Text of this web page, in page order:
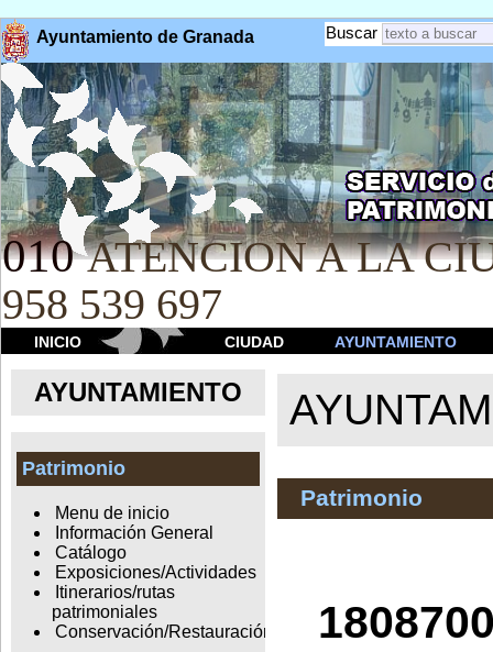
Ayuntamiento de Granada Buscar
010 ATENCION A LA
958 539 697
INICIO CIUDAD AYUNTAMIENTO
AYUNTAMIENTO
Patrimonio
Menu de inicio
Información General
Catálogo
Exposiciones/Actividades
Itinerarios/rutas
patrimoniales
Conservación/Restauración
Patrimonio